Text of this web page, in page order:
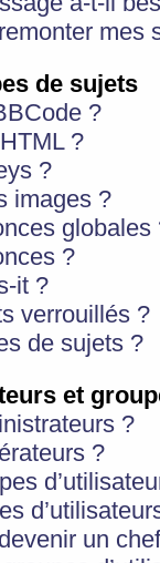
mes
de sujets
?
?
?
images ?
globales
?
it ?
verrouillés ?
de sujets ?
et
?
?
un